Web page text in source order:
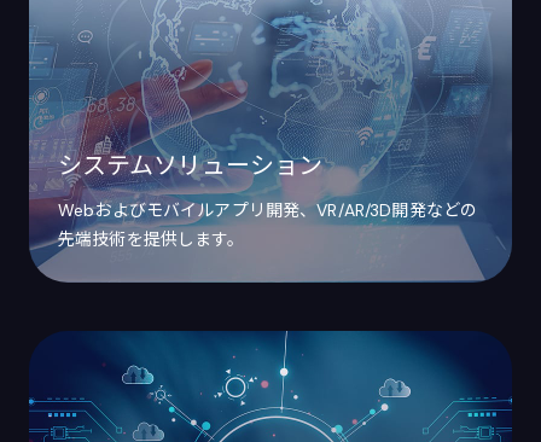
システムソリューション
Webおよびモバイルアプリ開発、VR/AR/3D開発などの
先端技術を提供します。